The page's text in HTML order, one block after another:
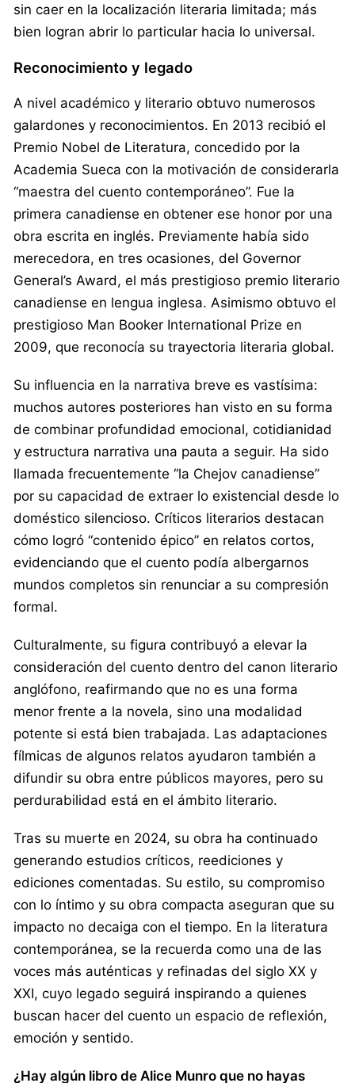
sin caer en la localización literaria limitada; más
bien logran abrir lo particular hacia lo universal.
Reconocimiento y legado
A nivel académico y literario obtuvo numerosos
galardones y reconocimientos. En 2013 recibió el
Premio Nobel de Literatura, concedido por la
Academia Sueca con la motivación de considerarla
“maestra del cuento contemporáneo”. Fue la
primera canadiense en obtener ese honor por una
obra escrita en inglés. Previamente había sido
merecedora, en tres ocasiones, del Governor
General’s Award, el más prestigioso premio literario
canadiense en lengua inglesa. Asimismo obtuvo el
prestigioso Man Booker International Prize en
2009, que reconocía su trayectoria literaria global.
Su influencia en la narrativa breve es vastísima:
muchos autores posteriores han visto en su forma
de combinar profundidad emocional, cotidianidad
y estructura narrativa una pauta a seguir. Ha sido
llamada frecuentemente “la Chejov canadiense”
por su capacidad de extraer lo existencial desde lo
doméstico silencioso. Críticos literarios destacan
cómo logró “contenido épico” en relatos cortos,
evidenciando que el cuento podía albergarnos
mundos completos sin renunciar a su compresión
formal.
Culturalmente, su figura contribuyó a elevar la
consideración del cuento dentro del canon literario
anglófono, reafirmando que no es una forma
menor frente a la novela, sino una modalidad
potente si está bien trabajada. Las adaptaciones
fílmicas de algunos relatos ayudaron también a
difundir su obra entre públicos mayores, pero su
perdurabilidad está en el ámbito literario.
Tras su muerte en 2024, su obra ha continuado
generando estudios críticos, reediciones y
ediciones comentadas. Su estilo, su compromiso
con lo íntimo y su obra compacta aseguran que su
impacto no decaiga con el tiempo. En la literatura
contemporánea, se la recuerda como una de las
voces más auténticas y refinadas del siglo XX y
XXI, cuyo legado seguirá inspirando a quienes
buscan hacer del cuento un espacio de reflexión,
emoción y sentido.
¿Hay algún libro de Alice Munro que no hayas